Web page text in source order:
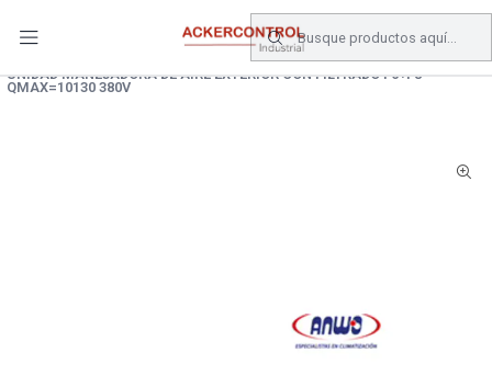
Climatizacion
AIRE ACONDICIONADO
UNIDAD MANEJADORA DE AIRE EXTERIOR CON FILTRADO F6+F8
QMAX=10130 380V